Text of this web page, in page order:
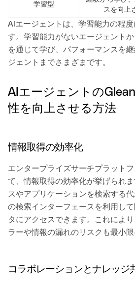
学習型
スを向上
AIエージェントは、学習能力の程
す。学習能力がないエージェント
を通じて学び、パフォーマンスを
ジェントまでさまざまです。
AIエージェントの
性を向上させる方法
情報取得の効率化
エンタープライズサーチプラット
て、情報取得の効率化が挙げられ
スやアプリケーションを検索する
の検索インターフェースを利用し
タにアクセスできます。これによ
ラーや情報の漏れのリスクも最小限
コラボレーションとナレッジ